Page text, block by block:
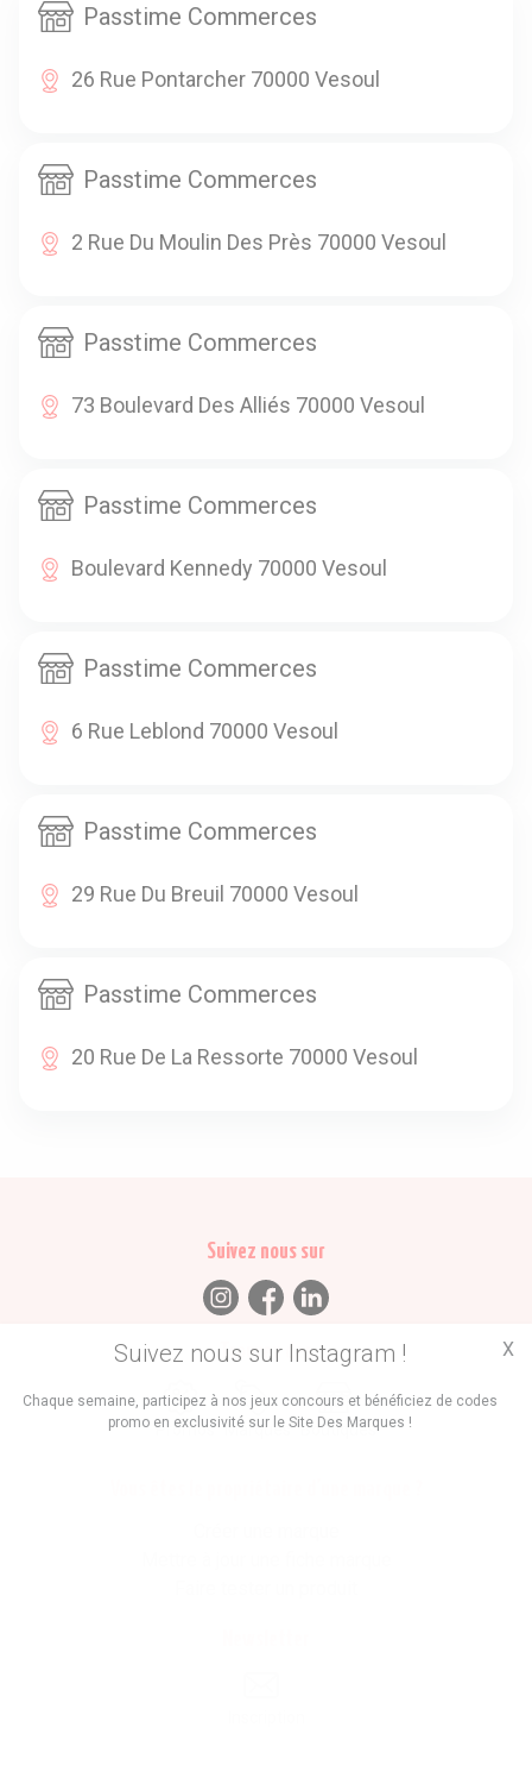
Passtime Commerces
26 Rue Pontarcher 70000 Vesoul
Passtime Commerces
2 Rue Du Moulin Des Près 70000 Vesoul
Passtime Commerces
73 Boulevard Des Alliés 70000 Vesoul
Passtime Commerces
Boulevard Kennedy 70000 Vesoul
Passtime Commerces
6 Rue Leblond 70000 Vesoul
Passtime Commerces
29 Rue Du Breuil 70000 Vesoul
Passtime Commerces
20 Rue De La Ressorte 70000 Vesoul
Suivez nous sur Instagram !
Chaque semaine, participez à nos jeux concours et bénéficiez de codes
promo en exclusivité sur le Site Des Marques !
X
Suivez nous sur
Trouvez des
Promos Marques Boutiques